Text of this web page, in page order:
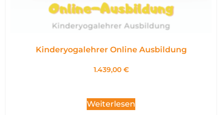
Kinderyogalehrer Online Ausbildung
1.439,00 €
Weiterlesen